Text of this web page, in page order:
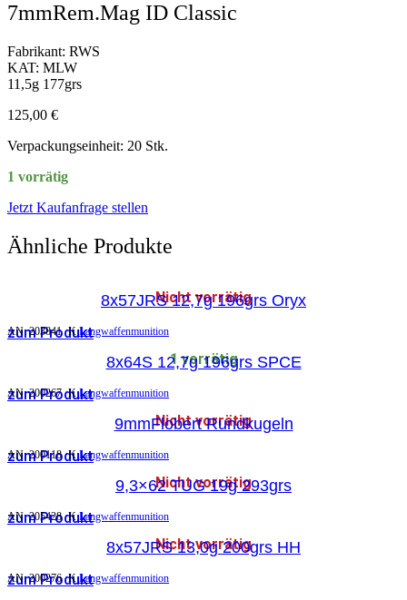
7mmRem.Mag ID Classic
Fabrikant: RWS
KAT: MLW
11,5g 177grs
125,00 €
Verpackungseinheit: 20 Stk.
1 vorrätig
Jetzt Kaufanfrage stellen
Ähnliche Produkte
Nicht vorrätig
8x57JRS 12,7g 196grs Oryx
zum Produkt
AN:203841 K Langwaffenmunition
1 vorrätig
8x64S 12,7g 196grs SPCE
zum Produkt
AN:200267 K Langwaffenmunition
Nicht vorrätig
9mmFlobert Rundkugeln
zum Produkt
AN:200118 K Langwaffenmunition
Nicht vorrätig
9,3×62 TUG 19g 293grs
zum Produkt
AN:205428 K Langwaffenmunition
Nicht vorrätig
8x57JRS 13,0g 200grs HH
zum Produkt
AN:200276 K Langwaffenmunition